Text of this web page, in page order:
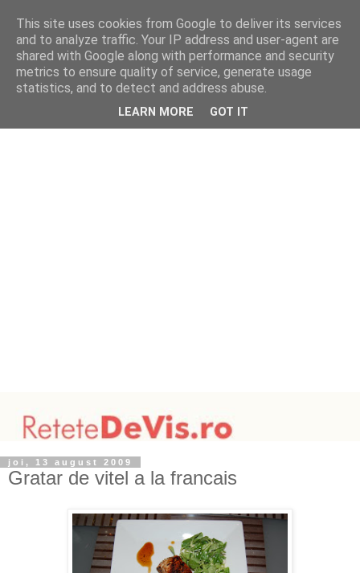
joi, 13 august 2009
Gratar de vitel a la francais
This site uses cookies from Google to deliver its services
and to analyze traffic. Your IP address and user-agent are
shared with Google along with performance and security
metrics to ensure quality of service, generate usage
statistics, and to detect and address abuse.
LEARN MORE GOT IT